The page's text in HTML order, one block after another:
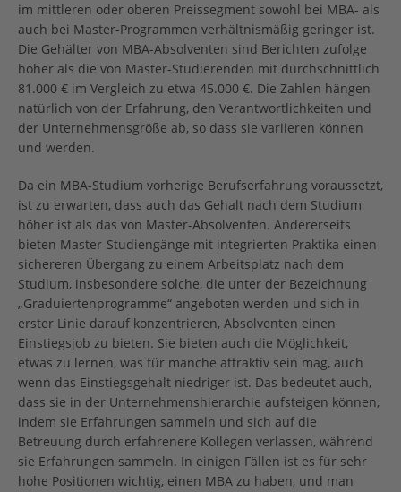
im mittleren oder oberen Preissegment sowohl bei MBA- als
auch bei Master-Programmen verhältnismäßig geringer ist.
Die Gehälter von MBA-Absolventen sind Berichten zufolge
höher als die von Master-Studierenden mit durchschnittlich
81.000 € im Vergleich zu etwa 45.000 €. Die Zahlen hängen
natürlich von der Erfahrung, den Verantwortlichkeiten und
der Unternehmensgröße ab, so dass sie variieren können
und werden.
Da ein MBA-Studium vorherige Berufserfahrung voraussetzt,
ist zu erwarten, dass auch das Gehalt nach dem Studium
höher ist als das von Master-Absolventen. Andererseits
bieten Master-Studiengänge mit integrierten Praktika einen
sichereren Übergang zu einem Arbeitsplatz nach dem
Studium, insbesondere solche, die unter der Bezeichnung
„Graduiertenprogramme“ angeboten werden und sich in
erster Linie darauf konzentrieren, Absolventen einen
Einstiegsjob zu bieten. Sie bieten auch die Möglichkeit,
etwas zu lernen, was für manche attraktiv sein mag, auch
wenn das Einstiegsgehalt niedriger ist. Das bedeutet auch,
dass sie in der Unternehmenshierarchie aufsteigen können,
indem sie Erfahrungen sammeln und sich auf die
Betreuung durch erfahrenere Kollegen verlassen, während
sie Erfahrungen sammeln. In einigen Fällen ist es für sehr
hohe Positionen wichtig, einen MBA zu haben, und man